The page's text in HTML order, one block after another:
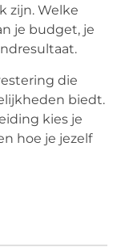
zijn. Welke
je budget, je
die
biedt.
kies je
hoe je jezelf